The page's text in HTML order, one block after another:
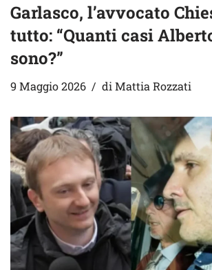
Garlasco, l’avvocato
tutto: “Quanti casi
sono?”
9 Maggio 2026 di Mattia Rozzati